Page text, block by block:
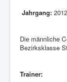
Jahrgang:
Die männliche
Bezirksklasse
Trainer: